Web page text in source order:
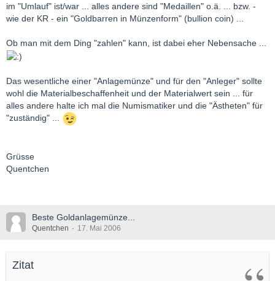
im "Umlauf" ist/war ... alles andere sind "Medaillen" o.ä. ... bzw. -
wie der KR - ein "Goldbarren in Münzenform" (bullion coin) ...
Ob man mit dem Ding "zahlen" kann, ist dabei eher Nebensache ...
Das wesentliche einer "Anlagemünze" und für den "Anleger" sollte
wohl die Materialbeschaffenheit und der Materialwert sein ... für
alles andere halte ich mal die Numismatiker und die "Ästheten" für
"zuständig" ...
Grüsse
Quentchen
Beste Goldanlagemünze...
Quentchen 17. Mai 2006
Zitat